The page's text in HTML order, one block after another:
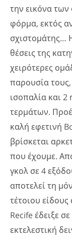
την εικόνα
φόρμα, εκτός
σχιστομάτης…
θέσεις της
χειρότερες
παρουσία
ισοπαλία και 2
τερμάτων.
καλή εφετινή
βρίσκεται
που έχουμε.
γκολ σε 4
αποτελεί τη
τέτοιου
Recife έδειξε
εκτελεστική